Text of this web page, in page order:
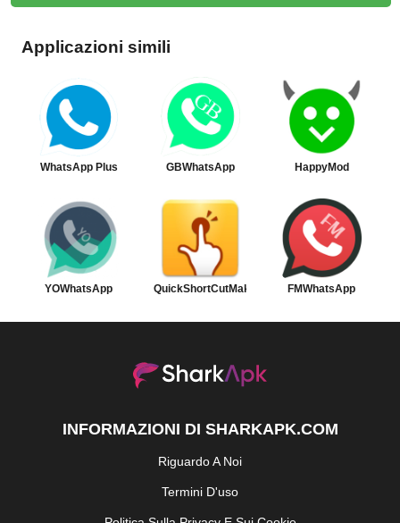
Applicazioni simili
WhatsApp Plus GBWhatsApp HappyMod
YOWhatsApp QuickShortCutMaker FMWhatsApp
INFORMAZIONI DI SHARKAPK.COM
Riguardo A Noi
Termini D'uso